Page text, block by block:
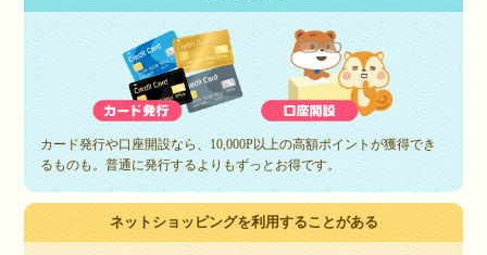
カード発行や口座開設なら、10,000P以上の高額ポイントが獲得でき
るものも。普通に発行するよりもずっとお得です。
ネットショッピングを利用することがある